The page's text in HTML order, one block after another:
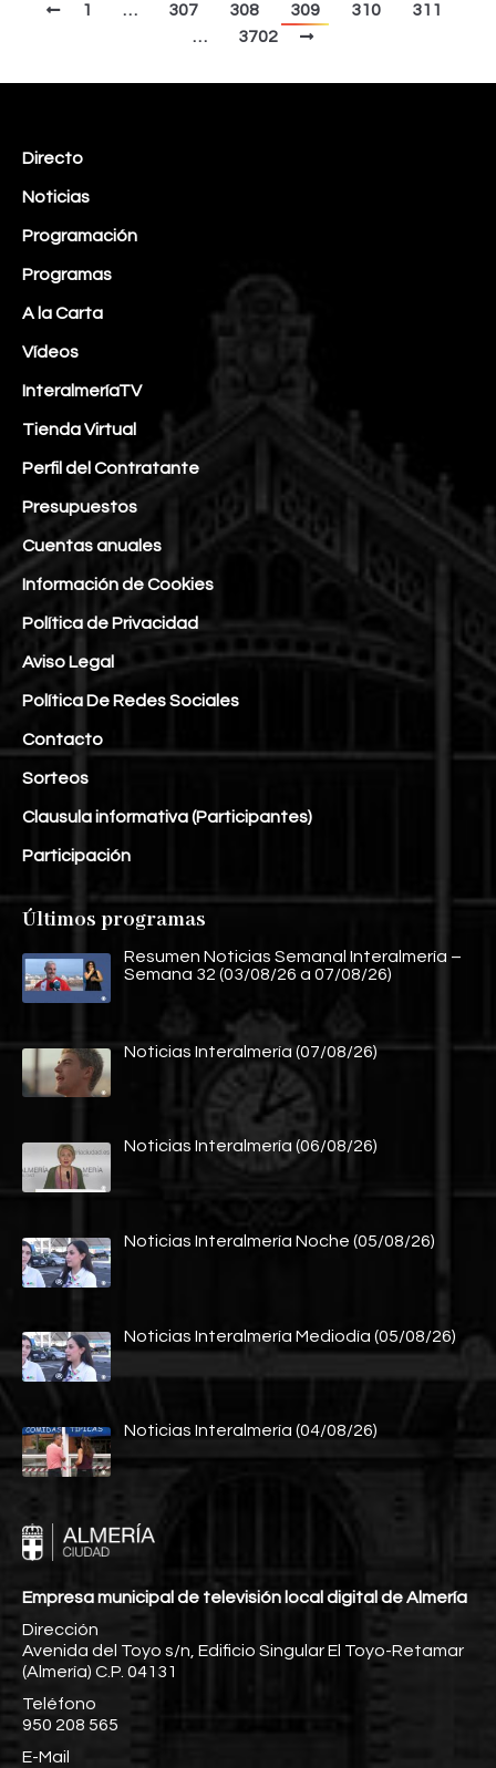
1 … 307 308 309 310
311
…
3702
Directo
Noticias
Programación
Programas
A la Carta
Vídeos
InteralmeríaTV
Tienda Virtual
Perfil del Contratante
Presupuestos
Cuentas anuales
Información de Cookies
Política de Privacidad
Aviso Legal
Política De Redes Sociales
Contacto
Sorteos
Clausula informativa (Participantes)
Participación
Últimos programas
Resumen Noticias Semanal Interalmería –
Semana 32 (03/08/26 a 07/08/26)
Noticias Interalmería (07/08/26)
Noticias Interalmería (06/08/26)
Noticias Interalmería Noche (05/08/26)
Noticias Interalmería Mediodía (05/08/26)
Noticias Interalmería (04/08/26)
Empresa municipal de televisión local digital de Almería
Dirección
Avenida del Toyo s/n, Edificio Singular El Toyo-Retamar
(Almería) C.P. 04131
Teléfono
950 208 565
E-Mail